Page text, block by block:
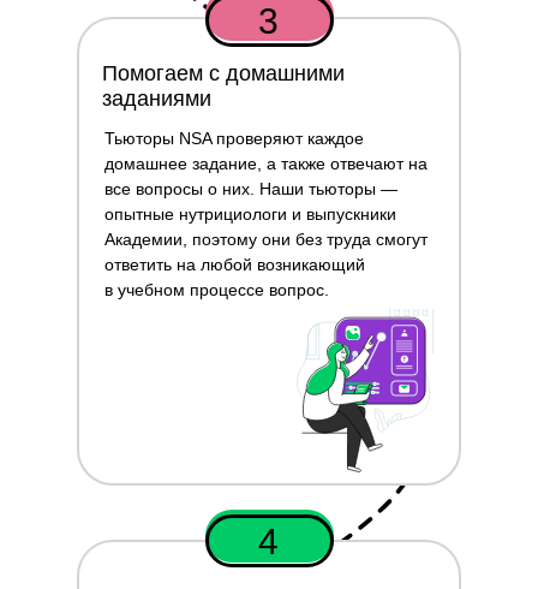
3
4
Помогаем с домашними
заданиями
Тьюторы NSA проверяют каждое
домашнее задание, а также отвечают на
все вопросы о них. Наши тьюторы —
опытные нутрициологи и выпускники
Академии, поэтому они без труда смогут
ответить на любой возникающий
в учебном процессе вопрос.